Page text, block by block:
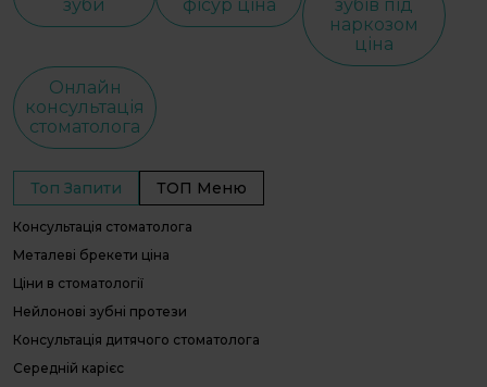
зуби
фісур ціна
зубів під
наркозом
ціна
Онлайн
консультація
стоматолога
Топ Запити ТОП Меню
Консультація стоматолога
Металеві брекети ціна
Ціни в стоматології
Нейлонові зубні протези
Консультація дитячого стоматолога
Середній карієс